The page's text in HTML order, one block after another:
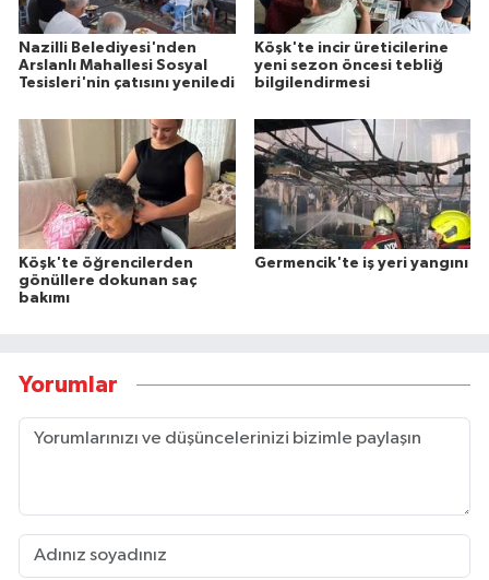
Nazilli Belediyesi'nden
Arslanlı Mahallesi Sosyal
Tesisleri'nin çatısını yeniledi
Köşk'te incir üreticilerine
yeni sezon öncesi tebliğ
bilgilendirmesi
Köşk'te öğrencilerden
gönüllere dokunan saç
bakımı
Germencik'te iş yeri yangını
Yorumlar